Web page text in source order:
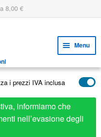
8,00 €
Menu
il
menu
child
child
i prezzi IVA inclusa
informiamo che
nell’evasione degli